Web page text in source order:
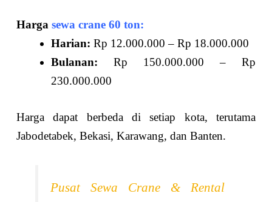
Harga sewa crane 60 ton:
Harian: Rp 12.000.000 – Rp 18.000.000
Bulanan: Rp 150.000.000 – Rp
230.000.000
Harga dapat berbeda di setiap kota, terutama
Jabodetabek, Bekasi, Karawang, dan Banten.
Pusat Sewa Crane & Rental